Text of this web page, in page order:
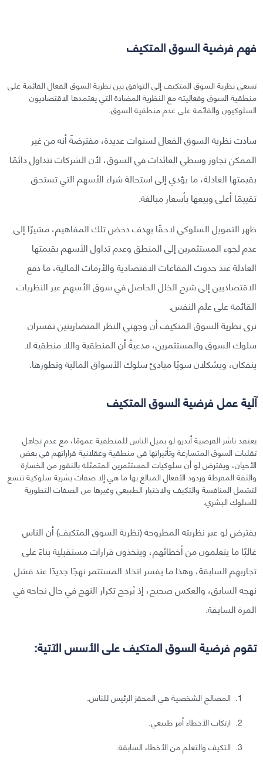
فهم فرضية السوق المتكيف
تسعى نظرية السوق المتكيف إلى التوافق بين نظرية السوق الفعال القائمة على
منطقية السوق وفعاليته مع النظرية المضادة التي يعتمدها الاقتصاديون
السلوكيون والقائمة على عدم منطقية السوق.
سادت نظرية السوق الفعال لسنوات عديدة، مفترضةً أنه من غير
الممكن تجاوز وسطي العائدات في السوق، لأن الشركات تتداول دائمًا
بقيمتها العادلة، ما يؤدي إلى استحالة شراء الأسهم التي تستحق
تقييمًا أعلى وبيعها بأسعار مبالغة.
ظهر التمويل السلوكي لاحقًا بهدف دحض تلك المفاهيم، مشيرًا إلى
عدم لجوء المستثمرين إلى المنطق وعدم تداول الأسهم بقيمتها
العادلة عند حدوث الفقاعات الاقتصادية والأزمات المالية، ما دفع
الاقتصاديين إلى شرح الخلل الحاصل في سوق الأسهم عبر النظريات
القائمة على علم النفس.
ترى نظرية السوق المتكيف أن وجهتي النظر المتضاربتين تفسران
سلوك السوق والمستثمرين، مدعيةً أن المنطقية واللا منطقية لا
ينفكان، ويشكلان سويًا مبادئ سلوك الأسواق المالية وتطورها.
آلية عمل فرضية السوق المتكيف
يعتقد ناشر الفرضية أندرو لو بميل الناس للمنطقية عمومًا، مع عدم تجاهل
تقلبات السوق المتسارعة وتأثيراتها في منطقية وعقلانية قراراتهم في بعض
الأحيان، ويفترض لو أن سلوكيات المستثمرين المتمثلة بالنفور من الخسارة
والثقة المفرطة وردود الأفعال المبالغ بها ما هي إلا صفات بشرية سلوكية تتسع
لتشمل المنافسة والتكيف والاختيار الطبيعي وغيرها من الصفات التطورية
للسلوك البشري.
يفترض لو عبر نظريته المطروحة (نظرية السوق المتكيف) أن الناس
غالبًا ما يتعلمون من أخطائهم، ويتخذون قرارات مستقبلية بناءً على
تجاربهم السابقة، وهذا ما يفسر اتخاذ المستثمر نهجًا جديدًا عند فشل
نهجه السابق، والعكس صحيح، إذ يُرجح تكرار النهج في حال نجاحه في
المرة السابقة.
تقوم فرضية السوق المتكيف على الأسس الآتية:
المصالح الشخصية هي المحفز الرئيس للناس.
ارتكاب الأخطاء أمر طبيعي.
التكيف والتعلم من الأخطاء السابقة.